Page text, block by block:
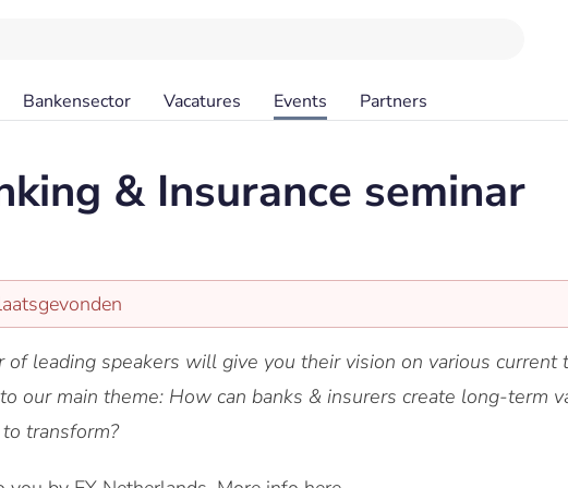
Bankensector Vacatures Events Partners
& Insurance seminar
of leading speakers will give you their vision on various current
our main theme: How can banks & insurers create long-term
transform?